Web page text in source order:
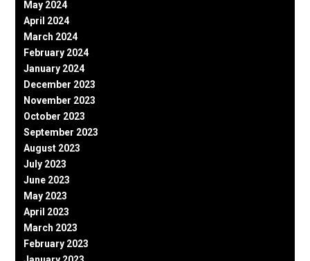
May 2024
April 2024
March 2024
February 2024
January 2024
December 2023
November 2023
October 2023
September 2023
August 2023
July 2023
June 2023
May 2023
April 2023
March 2023
February 2023